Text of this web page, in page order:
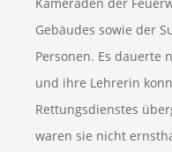
Gebäudes sowie der
Personen. Es dauerte
und ihre Lehrerin
Rettungsdienstes
waren sie nicht